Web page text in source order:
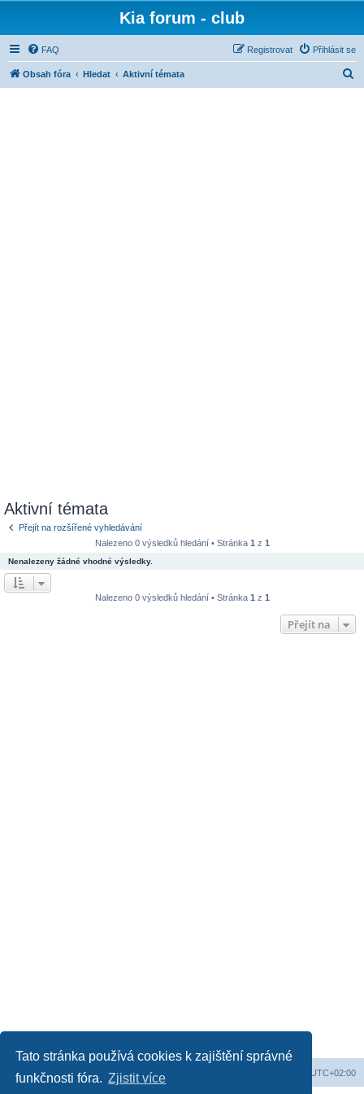
Tato stránka používá cookies k zajištění správné
funkčnosti fóra. Zjistit více
Kia forum - club
FAQ Přihlásit se
Registrovat
Obsah fóra Hledat Aktivní témata
Aktivní témata
Přejít na rozšířené vyhledávání
Nalezeno 0 výsledků hledání • Stránka 1 z 1
Nenalezeny žádné vhodné výsledky.
Nalezeno 0 výsledků hledání • Stránka 1 z 1
Přejít na
Obsah fóra UTC+02:00